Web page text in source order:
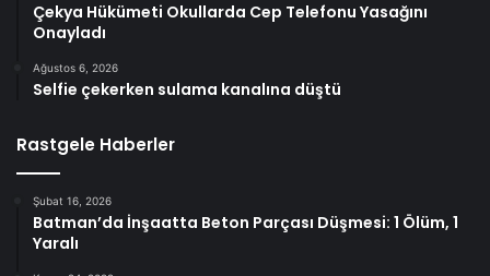
Çekya Hükümeti Okullarda Cep Telefonu Yasağını
Onayladı
Ağustos 6, 2026
Selfie çekerken sulama kanalına düştü
Rastgele Haberler
Şubat 16, 2026
Batman’da İnşaatta Beton Parçası Düşmesi: 1 Ölüm, 1
Yaralı